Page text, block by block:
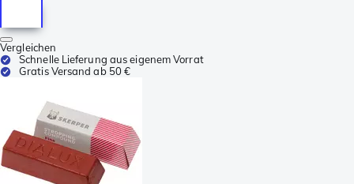
Vergleichen
Schnelle Lieferung aus eigenem Vorrat
Gratis Versand ab 50 €